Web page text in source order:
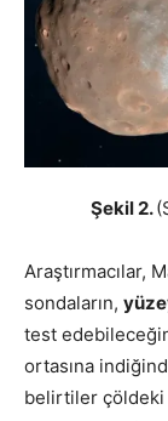
Şekil 2.
Araştırmacılar,
sondaların,
test
ortasına
belirtiler çöldeki